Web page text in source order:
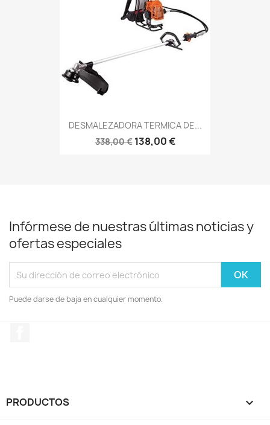
DESMALEZADORA TERMICA DE...
338,00 € 138,00 €
Infórmese de nuestras últimas noticias y
ofertas especiales
Puede darse de baja en cualquier momento.
PRODUCTOS 